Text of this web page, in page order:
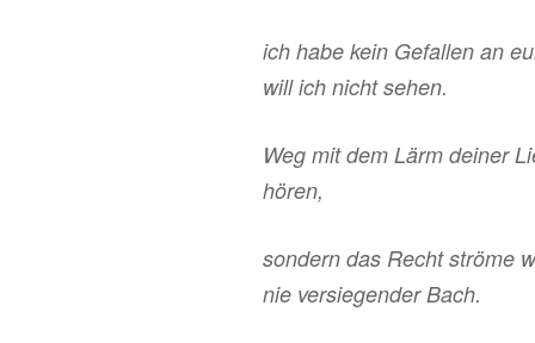
ich habe kein Gefallen an
will ich nicht sehen.
Weg mit dem Lärm deiner
hören,
sondern das Recht ströme
nie versiegender Bach.